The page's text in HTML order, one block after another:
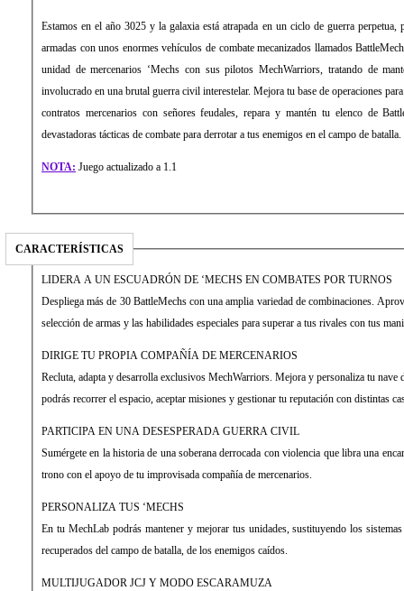
Estamos en el año 3025 y la galaxia está atrapada en un ciclo de guerra perpetua,
armadas con unos enormes vehículos de combate mecanizados llamados
unidad de mercenarios ‘Mechs con sus pilotos MechWarriors, tratando de
involucrado en una brutal guerra civil interestelar. Mejora tu base de operaciones
contratos mercenarios con señores feudales, repara y mantén tu elenco de
devastadoras tácticas de combate para derrotar a tus enemigos en el campo de batalla.
NOTA: Juego actualizado a 1.1
CARACTERÍSTICAS
LIDERA A UN ESCUADRÓN DE ‘MECHS EN COMBATES POR TURNOS
Despliega más de 30 BattleMechs con una amplia variedad de combinaciones.
selección de armas y las habilidades especiales para superar a tus rivales con tus
DIRIGE TU PROPIA COMPAÑÍA DE MERCENARIOS
Recluta, adapta y desarrolla exclusivos MechWarriors. Mejora y personaliza tu nave
podrás recorrer el espacio, aceptar misiones y gestionar tu reputación con distintas
PARTICIPA EN UNA DESESPERADA GUERRA CIVIL
Sumérgete en la historia de una soberana derrocada con violencia que libra una
trono con el apoyo de tu improvisada compañía de mercenarios.
PERSONALIZA TUS ‘MECHS
En tu MechLab podrás mantener y mejorar tus unidades, sustituyendo los
recuperados del campo de batalla, de los enemigos caídos.
MULTIJUGADOR JCJ Y MODO ESCARAMUZA